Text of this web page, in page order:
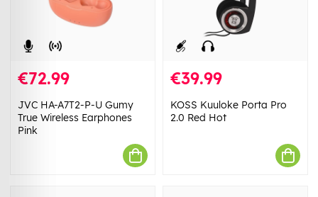
€72.99
JVC HA-A7T2-P-U Gumy
True Wireless Earphones
Pink
€39.99
KOSS Kuuloke Porta Pro
2.0 Red Hot